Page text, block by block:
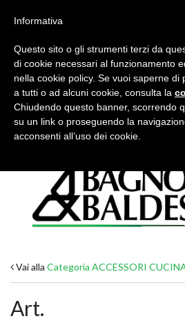
Tutte le categorie
Vai alla Categoria ACCESSORI
Art.
Informativa
Questo sito o gli strumenti terzi da
di cookie necessari al funzionamento
nella cookie policy. Se vuoi saperne di
a tutti o ad alcuni cookie, consulta la
Chiudendo questo banner, scorrendo
su un link o proseguendo la
acconsenti all’uso dei cookie.